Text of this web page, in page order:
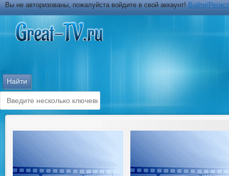
Вы не авторизованы, пожалуйста войдите в свой аккаунт!Войти/